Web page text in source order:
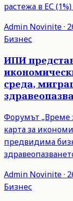
растежа в ЕС
Admin Novinite·
Бизнес
ИПИ
среда,
Форумът „Време
карта за
предвидима
Admin Novinite·
Бизнес